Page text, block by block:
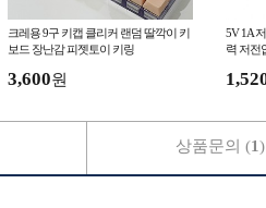
크레용 9구 키캡 클리커 랜덤 딸깍이 키
보드 장난감 피젯토이 키링
3,600원
5V 1A
력 저전
상품문의 (1)